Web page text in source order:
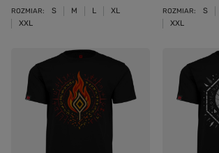
ROZMIAR: S M L
XL
XXL
ROZMIAR: S
XXL